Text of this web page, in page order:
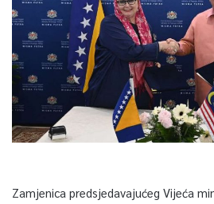
Zamjenica predsjedavajućeg Vijeća